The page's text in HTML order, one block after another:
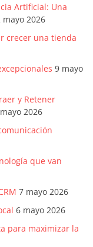
Artificial: Una
mayo 2026
crecer una tienda
9 mayo
y Retener
2026
que van
7 mayo 2026
6 mayo 2026
para maximizar la